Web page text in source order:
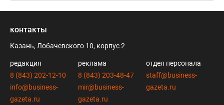
контакты
Казань, Лобачевского 10, корпус 2
редакция
8 (843) 202-12-10
info@business-
gazeta.ru
реклама
8 (843) 203-48-47
mir@business-
gazeta.ru
отдел персонала
staff@business-
gazeta.ru